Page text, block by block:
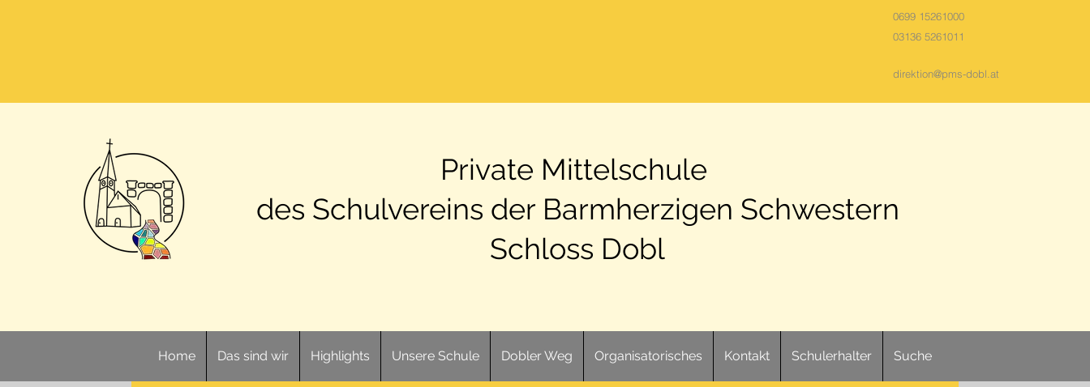
0699 15261000
03136 5261011
direktion@pms-dobl.at
Private Mittelschule
des Schulvereins der Barmherzigen Schwestern
Schloss Dobl
Home Das sind wir Highlights Unsere Schule Dobler Weg Organisatorisches Kontakt Schulerhalter Suche